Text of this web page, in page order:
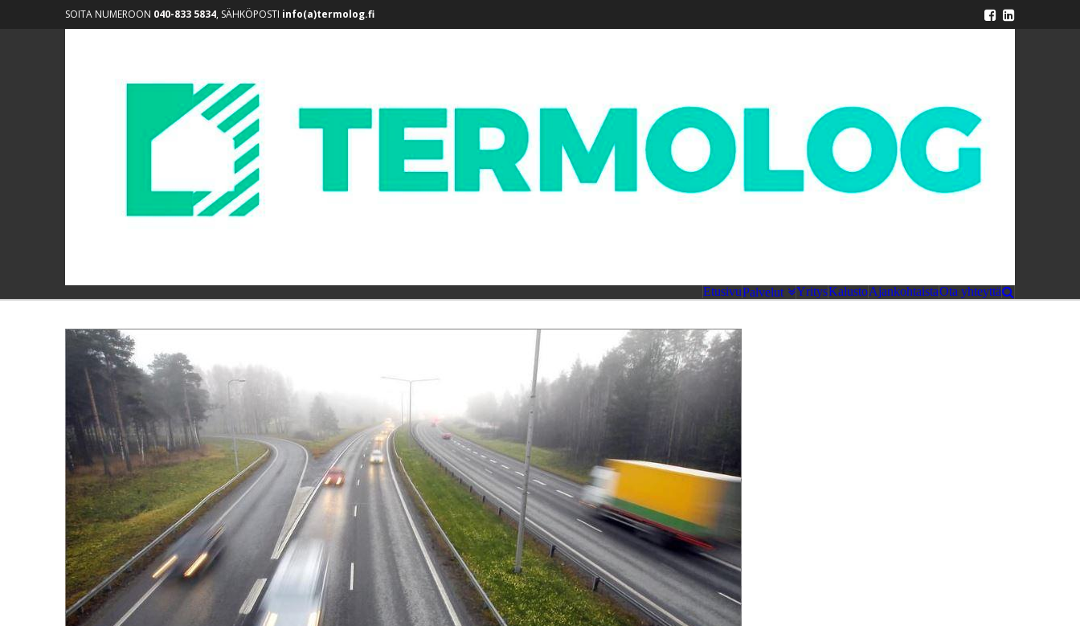
SOITA NUMEROON 040-833 5834, SÄHKÖPOSTI info(a)termolog.fi
EtusivuPalvelut YritysKalustoAjankohtaistaOta yhteyttä